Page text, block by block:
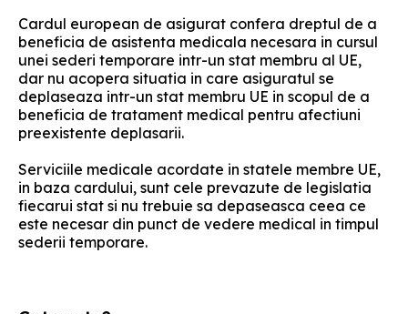
Cardul european de asigurat confera dreptul de a
beneficia de asistenta medicala necesara in cursul
unei sederi temporare intr-un stat membru al UE,
dar nu acopera situatia in care asiguratul se
deplaseaza intr-un stat membru UE in scopul de a
beneficia de tratament medical pentru afectiuni
preexistente deplasarii.
Serviciile medicale acordate in statele membre UE,
in baza cardului, sunt cele prevazute de legislatia
fiecarui stat si nu trebuie sa depaseasca ceea ce
este necesar din punct de vedere medical in timpul
sederii temporare.